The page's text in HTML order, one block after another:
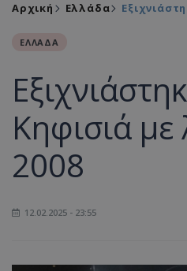
Αρχική Ελλάδα
ΕΛΛΑΔΑ
Κηφισιά
2008
12.02.2025 - 23:55